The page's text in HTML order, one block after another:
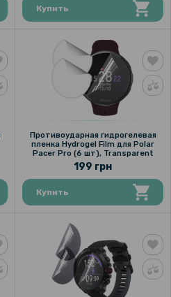
Купить
Противоударная гидрогелевая
пленка Hydrogel Film для Polar
Pacer Pro (6 шт), Transparent
199 грн
Купить